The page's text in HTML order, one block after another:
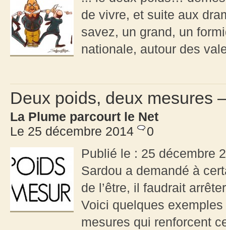
de vivre, et suite aux
savez, un grand, un
nationale, autour des
Deux poids, deux mesures
La Plume parcourt le Net
Le 25 décembre 2014
0
Publié le : 25 décembre
Sardou a demandé à
de l’être, il faudrait
Voici quelques
mesures qui renforcent